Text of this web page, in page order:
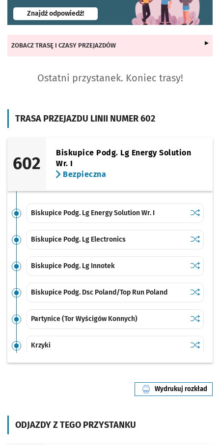
Znajdź odpowiedź!- otworzy się w nowej karcie
TRASA PRZEJAZDU LINII NUMER 602
602
Biskupice Podg. Lg Energy Solution
Wr. I
Bezpieczna
Biskupice Podg. Lg Energy Solution Wr. I Sprawdź
Biskupice Podg. Lg Electronics Sprawdź
Biskupice Podg. Lg Innotek Sprawdź
Biskupice Podg. Dsc Poland/Top Run Poland Sprawdź
Partynice (Tor Wyścigów Konnych) Sprawdź
Krzyki Sprawdź
Krzyki
Sprawdź
Dworzec
Dworzec Główny
Wydrukuj rozkład
linii nr 602
ODJAZDY Z TEGO PRZYSTANKU
ZOBACZ TRASĘ I CZASY PRZEJAZDÓW
Ostatni przystanek. Koniec trasy!